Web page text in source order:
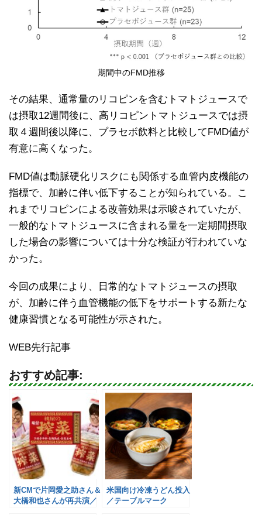
期間中のFMD推移
その結果、通常量のリコピンを含むトマトジュースで
は摂取12週間後に、高リコピントマトジュースでは摂
取４週間後以降に、プラセボ飲料と比較してFMD値が
有意に高くなった。
FMD値は動脈硬化リスクにも関係する血管内皮機能の
指標で、加齢に伴い低下することが知られている。こ
れまでリコピンによる改善効果は示唆されていたが、
一般的なトマトジュースに含まれる量を一定期間摂取
した場合の影響については十分な検証が行われていな
かった。
今回の成果により、日常的なトマトジュースの摂取
が、加齢に伴う血管機能の低下をサポートする新たな
健康習慣となる可能性が示された。
WEB先行記事
おすすめ記事:
新CMで片岡愛之助さん＆
大橋和也さんが再共演／
米国向け冷凍うどん投入
／テーブルマーク